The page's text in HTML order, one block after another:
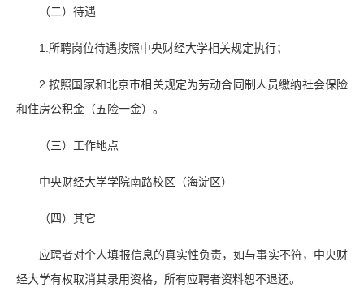
（二）待遇
1.所聘岗位待遇按照中央财经大学相关规定执行；
2.按照国家和北京市相关规定为劳动合同制人员缴纳社会保险
和住房公积金（五险一金）。
（三）工作地点
中央财经大学学院南路校区（海淀区）
（四）其它
应聘者对个人填报信息的真实性负责，如与事实不符，中央财
经大学有权取消其录用资格，所有应聘者资料恕不退还。